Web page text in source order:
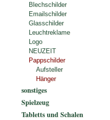
Blechschilder
Emailschilder
Glasschilder
Leuchtreklame
Logo
NEUZEIT
Pappschilder
Aufsteller
Hänger
sonstiges
Spielzeug
Tabletts und Schalen